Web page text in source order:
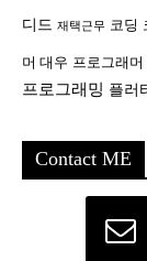
디드 재택근무 코딩
머 대우 프로그래머
프로그래밍 플러
Contact ME